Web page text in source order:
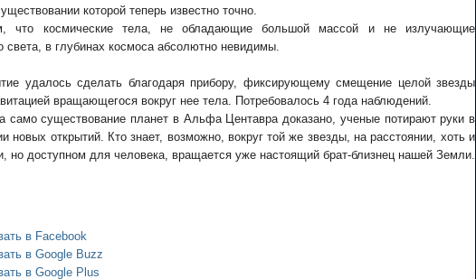
которой теперь известно точно.
что космические тела, не обладающие большой массой и не излучающие
света, в глубинах космоса абсолютно невидимы.
удалось сделать благодаря прибору, фиксирующему смещение целой звезды
вращающегося вокруг нее тела. Потребовалось 4 года наблюдений.
само существование планет в Альфа Центавра доказано, ученые потирают руки в
новых открытий. Кто знает, возможно, вокруг той же звезды, на расстоянии, хоть и
но доступном для человека, вращается уже настоящий брат-близнец нашей Земли.